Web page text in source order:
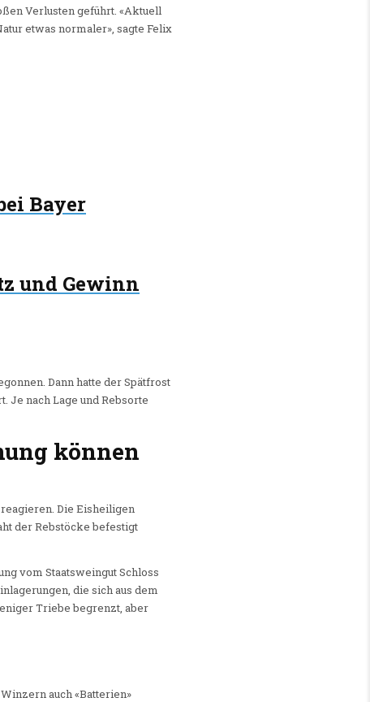
Verlusten geführt. «Aktuell
etwas normaler», sagte Felix
Bayer
und Gewinn
Dann hatte der Spätfrost
nach Lage und Rebsorte
können
Die Eisheiligen
der Rebstöcke befestigt
vom Staatsweingut Schloss
die sich aus dem
Triebe begrenzt, aber
auch «Batterien»